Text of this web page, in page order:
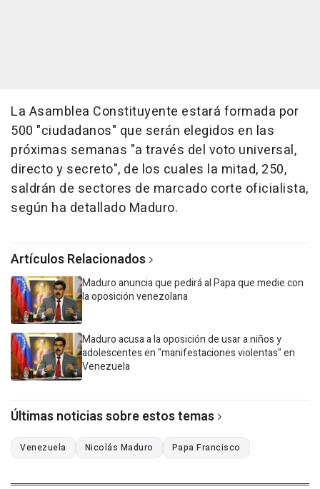
La Asamblea Constituyente estará formada por
500 "ciudadanos" que serán elegidos en las
próximas semanas "a través del voto universal,
directo y secreto", de los cuales la mitad, 250,
saldrán de sectores de marcado corte oficialista,
según ha detallado Maduro.
Artículos Relacionados
Maduro anuncia que pedirá al Papa que medie con
la oposición venezolana
Maduro acusa a la oposición de usar a niños y
adolescentes en "manifestaciones violentas" en
Venezuela
Últimas noticias sobre estos temas
Venezuela Nicolás Maduro Papa Francisco